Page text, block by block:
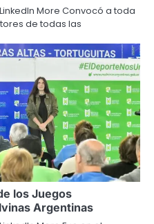
More Convocó a toda
de todas las
los Juegos
Argentinas